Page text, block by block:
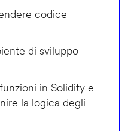
codice
di sviluppo
in Solidity e
la logica degli